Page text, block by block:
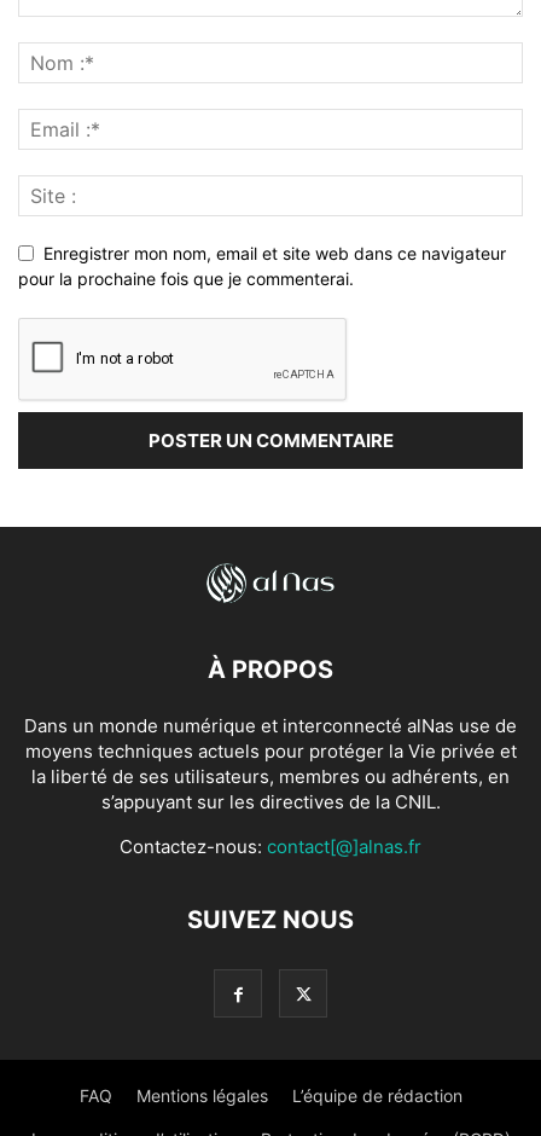
Enregistrer mon nom, email et site web dans ce navigateur
pour la prochaine fois que je commenterai.
À PROPOS
Dans un monde numérique et interconnecté alNas use de
moyens techniques actuels pour protéger la Vie privée et
la liberté de ses utilisateurs, membres ou adhérents, en
s’appuyant sur les directives de la CNIL.
Contactez-nous: contact[@]alnas.fr
SUIVEZ NOUS
FAQ Mentions légales L’équipe de rédaction